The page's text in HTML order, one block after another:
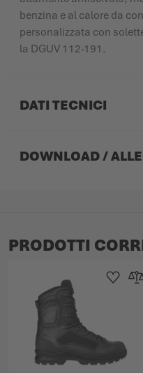
benzina e al calore da
personalizzata con
la DGUV 112-191.
DATI TECNICI
DOWNLOAD /
PRODOTTI
Aggiungi